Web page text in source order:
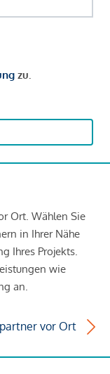
zu.
Ort. Wählen Sie
in Ihrer Nähe
Ihres Projekts.
wie
an.
vor Ort